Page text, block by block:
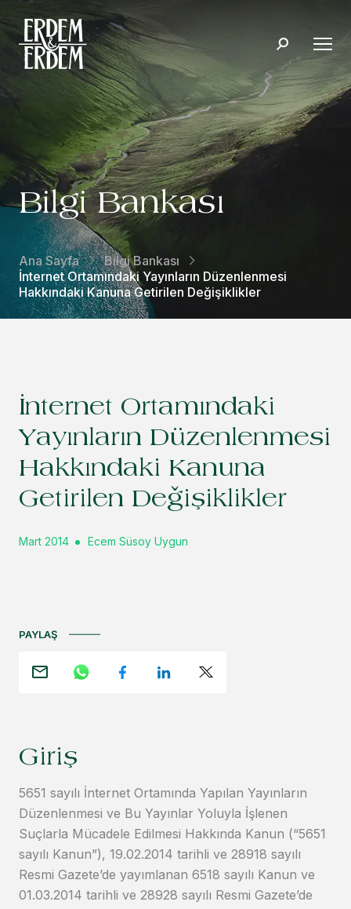
Bilgi Bankası
Ana Sayfa
Bilgi Bankası
İnternet Ortamındaki Yayınların Düzenlenmesi
Hakkındaki Kanuna Getirilen Değişiklikler
İnternet Ortamındaki
Yayınların Düzenlenmesi
Hakkındaki Kanuna
Getirilen Değişiklikler
Mart 2014 Ecem Süsoy Uygun
Giriş
5651 sayılı İnternet Ortamında Yapılan Yayınların
Düzenlenmesi ve Bu Yayınlar Yoluyla İşlenen
Suçlarla Mücadele Edilmesi Hakkında Kanun (“5651
sayılı Kanun”), 19.02.2014 tarihli ve 28918 sayılı
Resmi Gazete’de yayımlanan 6518 sayılı Kanun ve
01.03.2014 tarihli ve 28928 sayılı Resmi Gazete’de
PAYLAŞ